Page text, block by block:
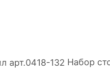
Набор